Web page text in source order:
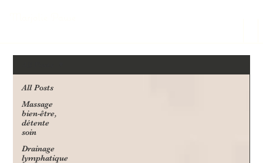
All Posts
Massage
bien-être,
détente
soin
Drainage
lymphatique